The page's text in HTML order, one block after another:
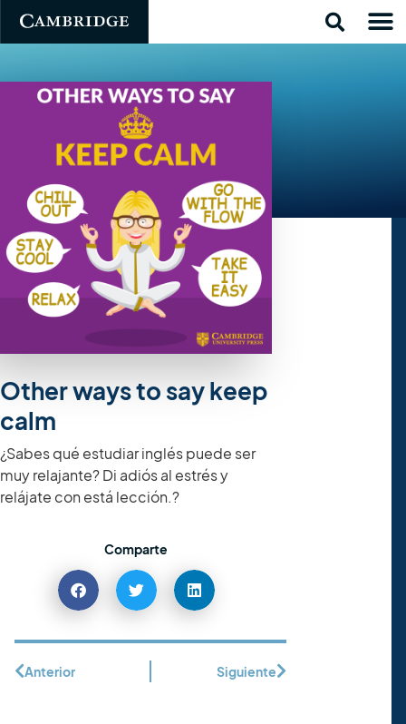
Other ways to say keep
calm
¿Sabes qué estudiar inglés puede ser
muy relajante? Di adiós al estrés y
relájate con está lección.?
Comparte
Anterior Siguiente